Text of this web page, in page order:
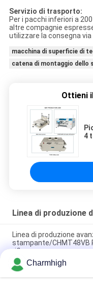
Servizio di trasporto:
Per i pacchi inferiori a
altre compagnie
utilizzare la consegna via
macchina di superficie di
catena di montaggio dello
Ottieni
4
Linea di produzione
Linea di produzione
stampante/CHMT48VB
riflusso
Lunghezza totale 3,5 m
alta precisione 0201,
Charmhigh